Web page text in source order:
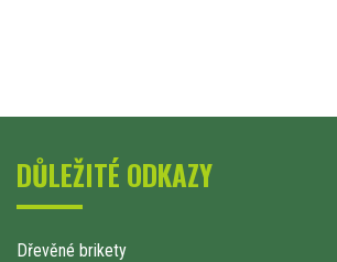
DŮLEŽITÉ ODKAZY
Dřevěné brikety